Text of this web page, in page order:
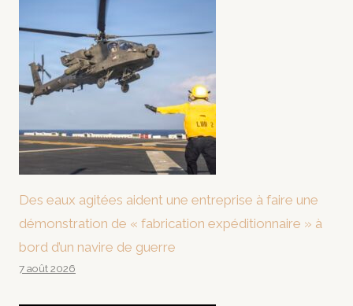
Des eaux agitées aident une entreprise à faire une
démonstration de « fabrication expéditionnaire » à
bord d’un navire de guerre
7 août 2026